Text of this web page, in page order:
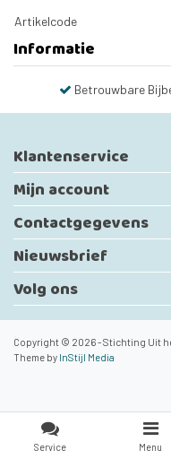
Artikelcode
Informatie
Betrouwbare
Klantenservice
Mijn account
Contactgegevens
Nieuwsbrief
Volg ons
Copyright © 2026 - Stichting Uit
Theme by InStijl Media
Service Menu